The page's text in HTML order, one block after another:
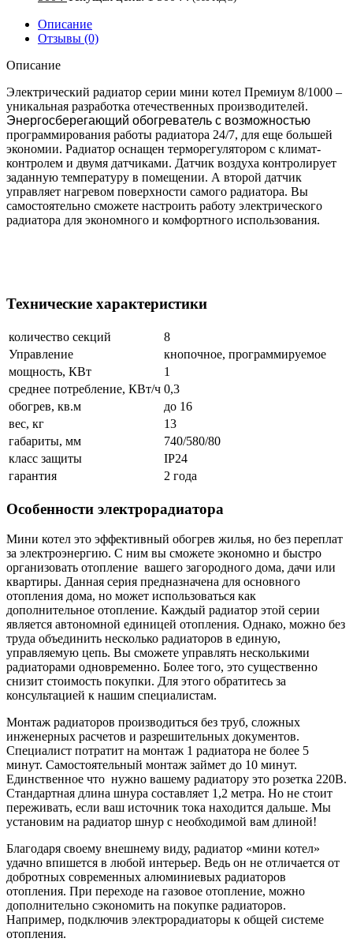
Описание
Отзывы (0)
Описание
Электрический радиатор серии мини котел Премиум 8/1000 –
уникальная разработка отечественных производителей.
Энергосберегающий обогреватель с возможностью
программирования работы радиатора 24/7, для еще большей
экономии. Радиатор оснащен терморегулятором с климат-
контролем и двумя датчиками. Датчик воздуха контролирует
заданную температуру в помещении. А второй датчик
управляет нагревом поверхности самого радиатора. Вы
самостоятельно сможете настроить работу электрического
радиатора для экономного и комфортного использования.
Технические характеристики
количество секций
8
Управление
кнопочное, программируемое
мощность, КВт
1
среднее потребление, КВт/ч 0,3
обогрев, кв.м
до 16
вес, кг
13
габариты, мм
740/580/80
класс защиты
IP24
гарантия
2 года
Особенности электрорадиатора
Мини котел это эффективный обогрев жилья, но без переплат
за электроэнергию. С ним вы сможете экономно и быстро
организовать отопление вашего загородного дома, дачи или
квартиры. Данная серия предназначена для основного
отопления дома, но может использоваться как
дополнительное отопление. Каждый радиатор этой серии
является автономной единицей отопления. Однако, можно без
труда объединить несколько радиаторов в единую,
управляемую цепь. Вы сможете управлять несколькими
радиаторами одновременно. Более того, это существенно
снизит стоимость покупки. Для этого обратитесь за
консультацией к нашим специалистам.
Монтаж радиаторов производиться без труб, сложных
инженерных расчетов и разрешительных документов.
Специалист потратит на монтаж 1 радиатора не более 5
минут. Самостоятельный монтаж займет до 10 минут.
Единственное что нужно вашему радиатору это розетка 220В.
Стандартная длина шнура составляет 1,2 метра. Но не стоит
переживать, если ваш источник тока находится дальше. Мы
установим на радиатор шнур с необходимой вам длиной!
Благодаря своему внешнему виду, радиатор «мини котел»
удачно впишется в любой интерьер. Ведь он не отличается от
добротных современных алюминиевых радиаторов
отопления. При переходе на газовое отопление, можно
дополнительно сэкономить на покупке радиаторов.
Например, подключив электрорадиаторы к общей системе
отопления.